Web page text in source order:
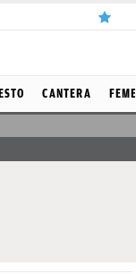
CANTERA